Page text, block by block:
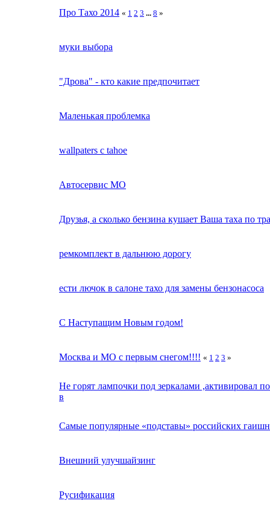
Про Тахо 2014 « 1 2 3 ... 8 »
муки выбора
"Дрова" - кто какие предпочитает
Маленькая проблемка
wallpaters с tahoe
Автосервис МО
Друзья, а сколько бензина кушает Ваша таха по
ремкомплект в дальнюю дорогу
ести лючок в салоне тахо для замены бензонасоса
С Наступащим Новым годом!
Москва и МО с первым снегом!!!! « 1 2 3 »
Не горят лампочки под зеркалами ,активировал
в
Самые популярные «подставы» российских
Внешний улучшайзинг
Русификация